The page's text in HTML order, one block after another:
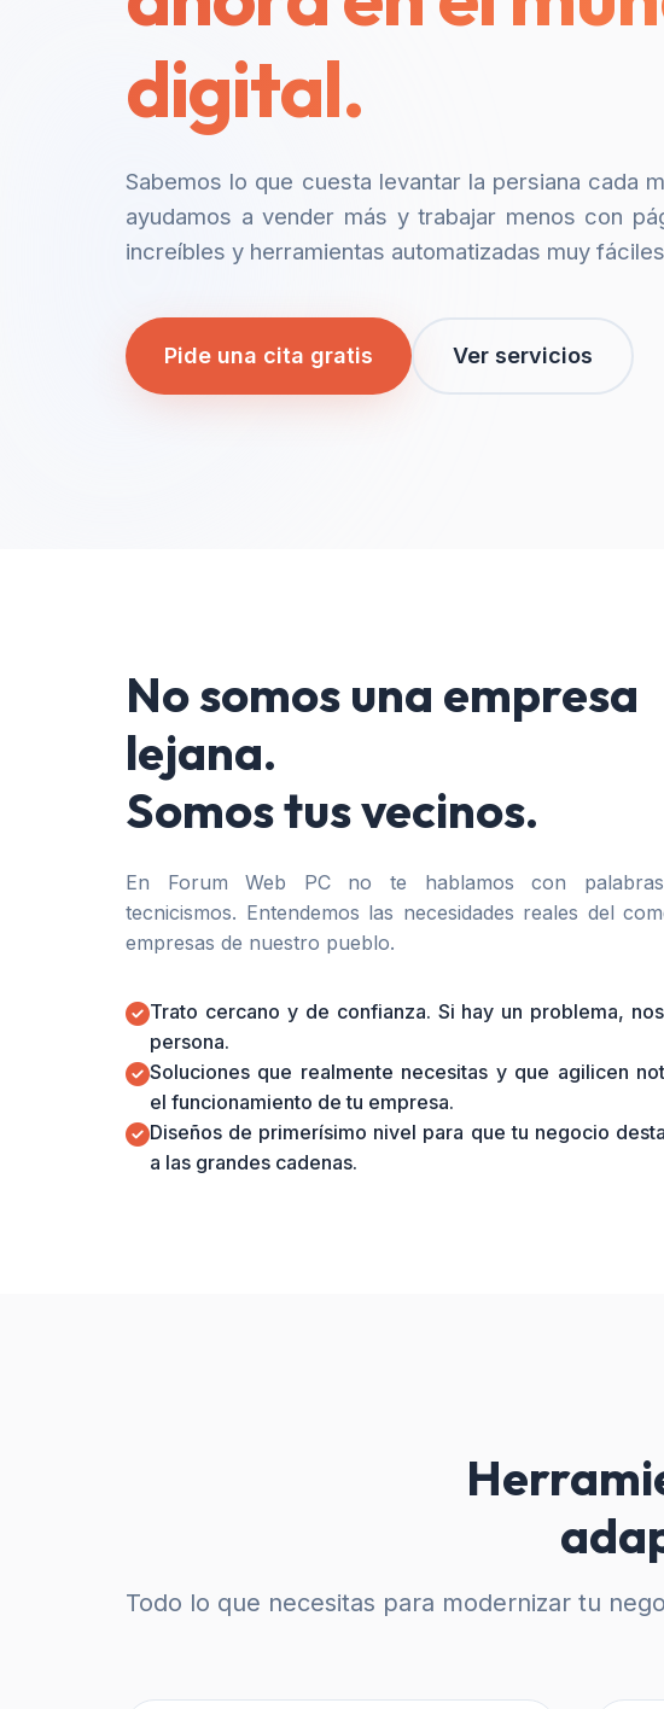
digital.
Sabemos lo que cuesta levantar la persiana cada
ayudamos a vender más y trabajar menos con
increíbles y herramientas automatizadas muy
Pide una cita gratis Ver servicios
No somos una empresa
lejana.
Somos tus vecinos.
En Forum Web PC no te hablamos con
tecnicismos. Entendemos las necesidades reales del
empresas de nuestro pueblo.
Trato cercano y de confianza. Si hay un problema,
persona.
Soluciones que realmente necesitas y que agilicen
el funcionamiento de tu empresa.
Diseños de primerísimo nivel para que tu negocio
a las grandes cadenas.
Todo lo que necesitas para modernizar tu